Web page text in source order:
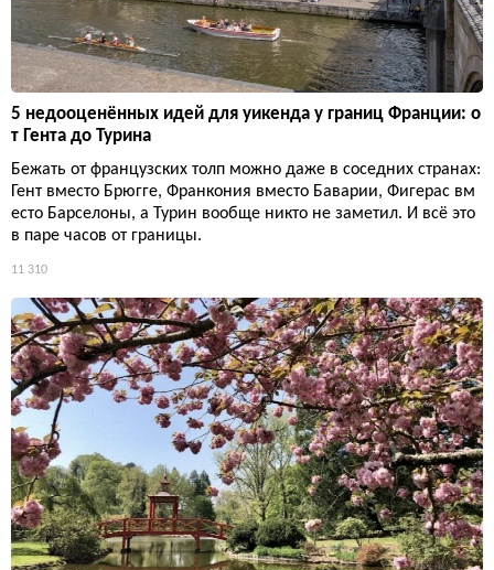
5 недооценённых идей для уикенда у границ Франции: о
т Гента до Турина
Бежать от французских толп можно даже в соседних странах:
Гент вместо Брюгге, Франкония вместо Баварии, Фигерас вм
есто Барселоны, а Турин вообще никто не заметил. И всё это
в паре часов от границы.
11 310